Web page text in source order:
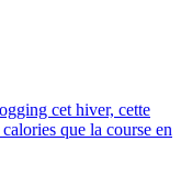
cet hiver, cette
que la course en